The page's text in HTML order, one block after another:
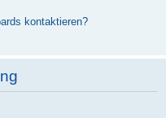
kontaktieren?